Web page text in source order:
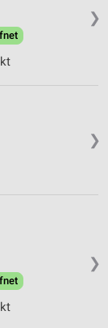
❯
❯
❯